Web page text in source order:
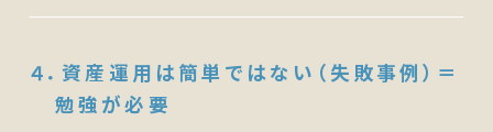
４．資産運用は簡単ではない （失敗事例）＝
勉強が必要